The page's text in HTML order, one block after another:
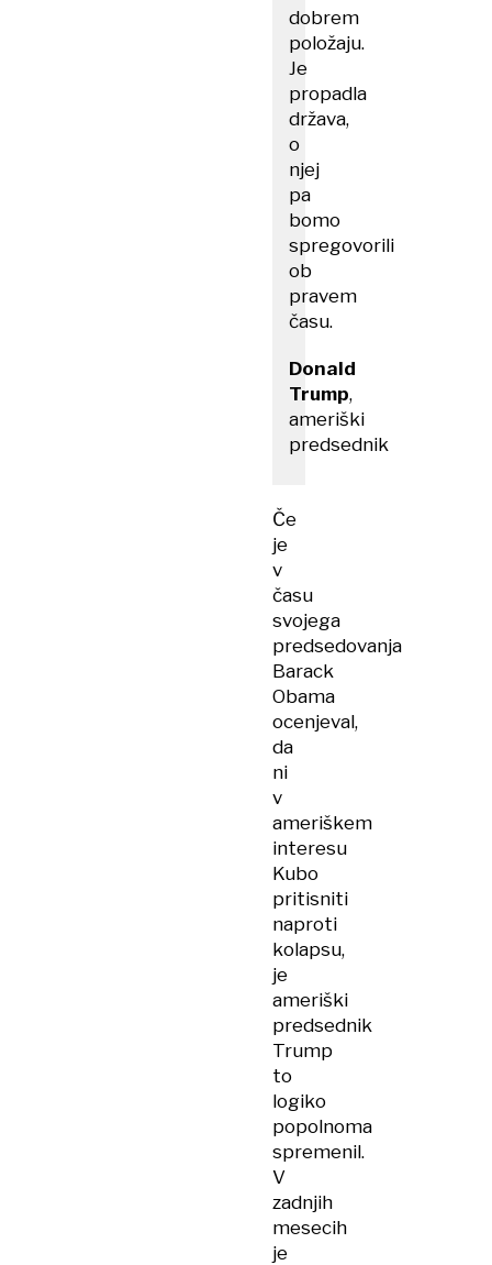
dobrem
položaju.
Je
propadla
država,
o
njej
pa
bomo
spregovorili
ob
pravem
času.
Donald
Trump,
ameriški
predsednik
Če
je
v
času
svojega
predsedovanja
Barack
Obama
ocenjeval,
da
ni
v
ameriškem
interesu
Kubo
pritisniti
naproti
kolapsu,
je
ameriški
predsednik
Trump
to
logiko
popolnoma
spremenil.
V
zadnjih
mesecih
je